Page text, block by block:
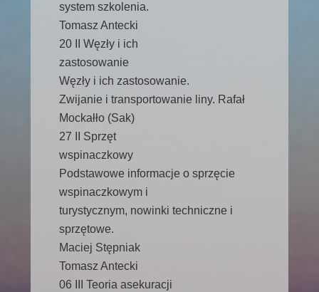
system szkolenia.
Tomasz Antecki
20 II Węzły i ich
zastosowanie
Węzły i ich zastosowanie.
Zwijanie i transportowanie liny. Rafał
Mockałło (Sak)
27 II Sprzęt
wspinaczkowy
Podstawowe informacje o sprzęcie
wspinaczkowym i
turystycznym, nowinki techniczne i
sprzętowe.
Maciej Stępniak
Tomasz Antecki
06 III Teoria asekuracji